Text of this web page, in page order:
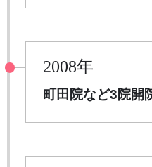
2008年
町田院など3院開